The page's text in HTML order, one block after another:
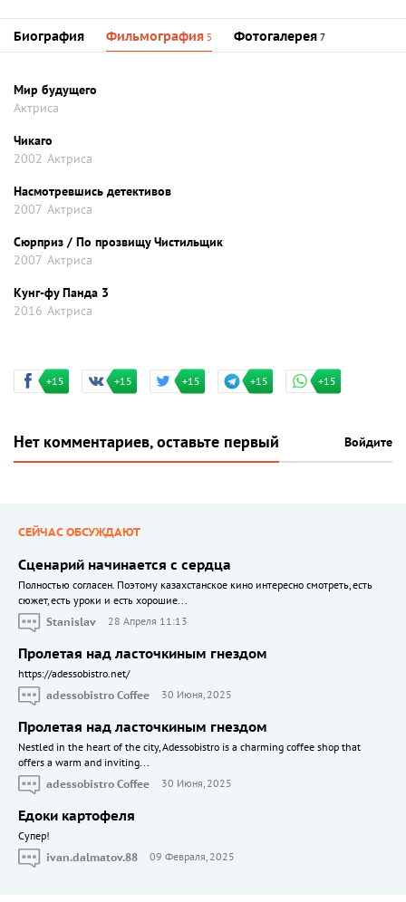
Биография Фильмография 5 Фотогалерея 7
Мир будущего
Актриса
Чикаго
2002 Актриса
Насмотревшись детективов
2007 Актриса
Сюрприз / По прозвищу Чистильщик
2007 Актриса
Кунг-фу Панда 3
2016 Актриса
+15 +15 +15 +15 +15
Нет комментариев, оставьте первый Войдите
СЕЙЧАС ОБСУЖДАЮТ
Сценарий начинается с сердца
Полностью согласен. Поэтому казахстанское кино интересно смотреть, есть
сюжет, есть уроки и есть хорошие...
Stanislav
28 Апреля 11:13
Пролетая над ласточкиным гнездом
https://adessobistro.net/
adessobistro Coffee
30 Июня, 2025
Пролетая над ласточкиным гнездом
Nestled in the heart of the city, Adessobistro is a charming coffee shop that
offers a warm and inviting...
adessobistro Coffee
30 Июня, 2025
Едоки картофеля
Cупер!
ivan.dalmatov.88
09 Февраля, 2025